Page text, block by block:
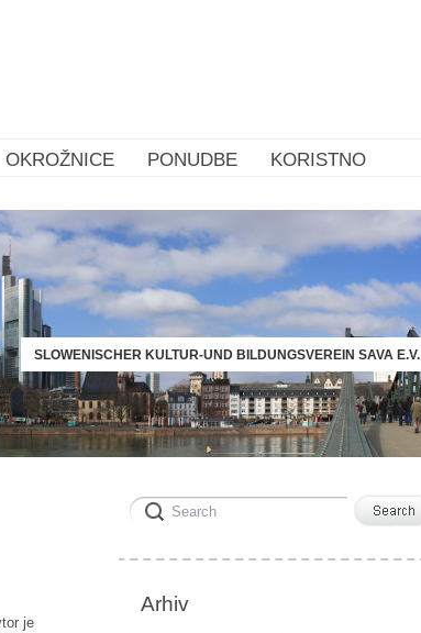
OKROŽNICE PONUDBE KORISTNO
SLOWENISCHER KULTUR-UND BILDUNGSVEREIN SAVA E.V.
je
Arhiv